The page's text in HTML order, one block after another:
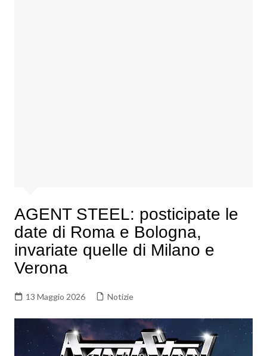
AGENT STEEL: posticipate le
date di Roma e Bologna,
invariate quelle di Milano e
Verona
13 Maggio 2026 Notizie